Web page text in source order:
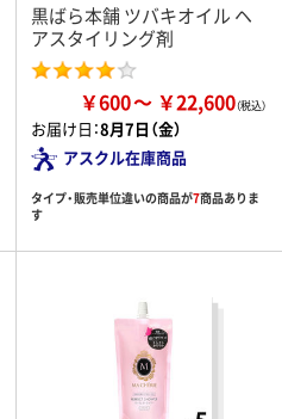
黒ばら本舗 ツバキオイル ヘ
アスタイリング剤
￥600 ￥22,600
お届け日：8月7日（金）
アスクル在庫商品
タイプ・販売単位違いの商品が7商品ありま
す